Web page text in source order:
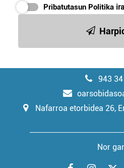
Pribatutasun Politika
943
Nafarroa etorbidea 26,
Nor